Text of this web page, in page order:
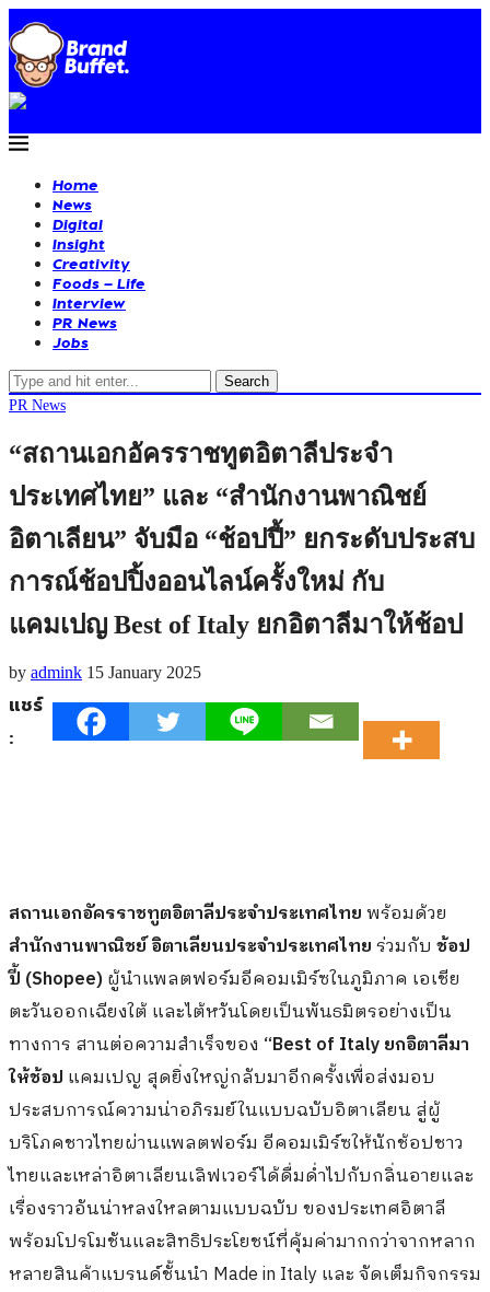
Home
News
Digital
Insight
Creativity
Foods – Life
Interview
PR News
Jobs
Search
PR News
“สถานเอกอัครราชทูตอิตาลีประจำ
ประเทศไทย” และ “สำนักงานพาณิชย์
อิตาเลียน” จับมือ “ช้อปปี้” ยกระดับประสบ
การณ์ช้อปปิ้งออนไลน์ครั้งใหม่ กับ
แคมเปญ Best of Italy ยกอิตาลีมาให้ช้อป
by admink 15 January 2025
แชร์
:
สถานเอกอัครราชทูตอิตาลีประจำประเทศไทยพร้อมด้วย
สำนักงานพาณิชย์ อิตาเลียนประจำประเทศไทยร่วมกับ ช้อป
ปี้ (Shopee)ผู้นำแพลตฟอร์มอีคอมเมิร์ซในภูมิภาค เอเชีย
ตะวันออกเฉียงใต้ และไต้หวันโดยเป็นพันธมิตรอย่างเป็น
ทางการ สานต่อความสำเร็จของ “Best of Italy ยกอิตาลีมา
ให้ช้อป แคมเปญ สุดยิ่งใหญ่กลับมาอีกครั้งเพื่อส่งมอบ
ประสบการณ์ความน่าอภิรมย์ในแบบฉบับอิตาเลียน สู่ผู้
บริโภคชาวไทยผ่านแพลตฟอร์ม อีคอมเมิร์ซให้นักช้อปชาว
ไทยและเหล่าอิตาเลียนเลิฟเวอร์ได้ดื่มด่ำไปกับกลิ่นอายและ
เรื่องราวอันน่าหลงใหลตามแบบฉบับ ของประเทศอิตาลี
พร้อมโปรโมชันและสิทธิประโยชน์ที่คุ้มค่ามากกว่าจากหลาก
หลายสินค้าแบรนด์ชั้นนำ Made in Italy และ จัดเต็มกิจกรรม